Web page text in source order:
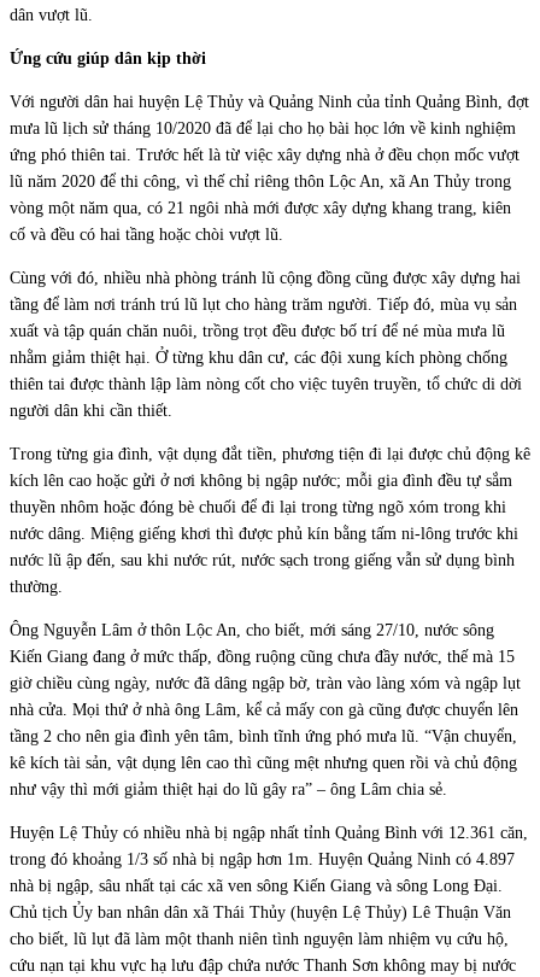
dân vượt lũ.
Ứng cứu giúp dân kịp thời
Với người dân hai huyện Lệ Thủy và Quảng Ninh của tỉnh Quảng Bình, đợt
mưa lũ lịch sử tháng 10/2020 đã để lại cho họ bài học lớn về kinh nghiệm
ứng phó thiên tai. Trước hết là từ việc xây dựng nhà ở đều chọn mốc vượt
lũ năm 2020 để thi công, vì thế chỉ riêng thôn Lộc An, xã An Thủy trong
vòng một năm qua, có 21 ngôi nhà mới được xây dựng khang trang, kiên
cố và đều có hai tầng hoặc chòi vượt lũ.
Cùng với đó, nhiều nhà phòng tránh lũ cộng đồng cũng được xây dựng hai
tầng để làm nơi tránh trú lũ lụt cho hàng trăm người. Tiếp đó, mùa vụ sản
xuất và tập quán chăn nuôi, trồng trọt đều được bố trí để né mùa mưa lũ
nhằm giảm thiệt hại. Ở từng khu dân cư, các đội xung kích phòng chống
thiên tai được thành lập làm nòng cốt cho việc tuyên truyền, tổ chức di dời
người dân khi cần thiết.
Trong từng gia đình, vật dụng đắt tiền, phương tiện đi lại được chủ động kê
kích lên cao hoặc gửi ở nơi không bị ngập nước; mỗi gia đình đều tự sắm
thuyền nhôm hoặc đóng bè chuối để đi lại trong từng ngõ xóm trong khi
nước dâng. Miệng giếng khơi thì được phủ kín bằng tấm ni-lông trước khi
nước lũ ập đến, sau khi nước rút, nước sạch trong giếng vẫn sử dụng bình
thường.
Ông Nguyễn Lâm ở thôn Lộc An, cho biết, mới sáng 27/10, nước sông
Kiến Giang đang ở mức thấp, đồng ruộng cũng chưa đầy nước, thế mà 15
giờ chiều cùng ngày, nước đã dâng ngập bờ, tràn vào làng xóm và ngập lụt
nhà cửa. Mọi thứ ở nhà ông Lâm, kể cả mấy con gà cũng được chuyển lên
tầng 2 cho nên gia đình yên tâm, bình tĩnh ứng phó mưa lũ. “Vận chuyển,
kê kích tài sản, vật dụng lên cao thì cũng mệt nhưng quen rồi và chủ động
như vậy thì mới giảm thiệt hại do lũ gây ra” – ông Lâm chia sẻ.
Huyện Lệ Thủy có nhiều nhà bị ngập nhất tỉnh Quảng Bình với 12.361 căn,
trong đó khoảng 1/3 số nhà bị ngập hơn 1m. Huyện Quảng Ninh có 4.897
nhà bị ngập, sâu nhất tại các xã ven sông Kiến Giang và sông Long Đại.
Chủ tịch Ủy ban nhân dân xã Thái Thủy (huyện Lệ Thủy) Lê Thuận Văn
cho biết, lũ lụt đã làm một thanh niên tình nguyện làm nhiệm vụ cứu hộ,
cứu nạn tại khu vực hạ lưu đập chứa nước Thanh Sơn không may bị nước